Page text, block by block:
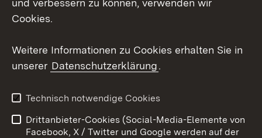
Youtube
Kontakt
Datenschutz
Barrierefreiheit
Impressum Cookies
und verbessern zu können, verwenden wir
Cookies.
Weitere Informationen zu Cookies erhalten Sie in
unserer Datenschutzerklärung.
Technisch notwendige Cookies
Drittanbieter-Cookies (Social-Media-Elemente von
Facebook, X / Twitter und Google werden auf der